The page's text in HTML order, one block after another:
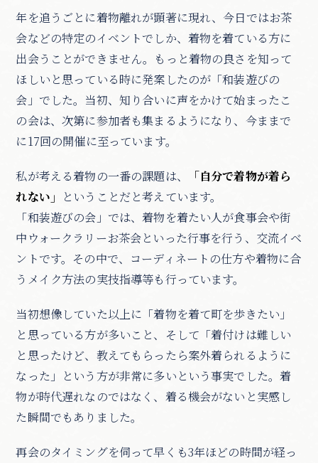
年を追うごとに着物離れが顕著に現れ、今日ではお茶
会などの特定のイベントでしか、着物を着ている方に
出会うことができません。もっと着物の良さを知って
ほしいと思っている時に発案したのが「和装遊びの
会」でした。当初、知り合いに声をかけて始まったこ
の会は、次第に参加者も集まるようになり、今ままで
に17回の開催に至っています。
私が考える着物の一番の課題は、
「自分で着物が着ら
れない」 ということだと考えています。
「和装遊びの会」では、着物を着たい人が食事会や街
中ウォークラリーお茶会といった行事を行う、交流イベ
ントです。その中で、コーディネートの仕方や着物に合
うメイク方法の実技指導等も行っています。
当初想像していた以上に「着物を着て町を歩きたい」
と思っている方が多いこと、そして「着付けは難しい
と思ったけど、教えてもらったら案外着られるように
なった」という方が非常に多いという事実でした。着
物が時代遅れなのではなく、着る機会がないと実感し
た瞬間でもありました。
再会のタイミングを伺って早くも3年ほどの時間が経っ